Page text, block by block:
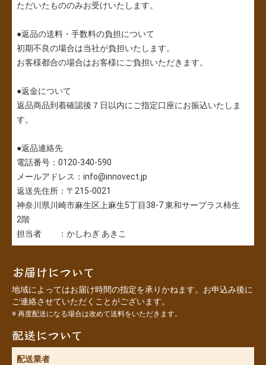
ただいたもののみお受けいたします。
●返品の送料・手数料の負担について
初期不良の場合は当社が負担いたします。
お客様都合の場合はお客様にご負担いただきます。
●返金について
返品商品到着確認後７日以内にご指定口座にお振込いたしま
す。
●返品連絡先
電話番号：0120-340-590
メールアドレス：info@innovect.jp
返送先住所：〒215-0021
神奈川県川崎市麻生区上麻生5丁目38-7 東和サープラス柿生
2階
担当者 ：かしわぎ あきこ
お届けについて
地域によってはお届け時間の指定を承りかねます。お申込み後に
ご連絡させていただくことがございます。
※ 再度配送になる場合は改めて送料をいただきます。
配送について
配送業者